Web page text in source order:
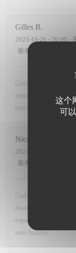
这个
可
Gilles B
2023-10-20 - 20:00 -
服务
Cuisine délicate et
jeune, sérieux et
très très abordable.
Nicolas
2023-10-18
服务
Cadre bistro très
étaient jolie, frais et
espacées entre elles,
sans brailler...